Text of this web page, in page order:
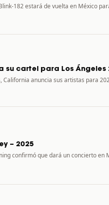
182 estará de vuelta en México
su cartel para Los Ángeles
California anuncia sus artistas para
– 2025
confirmó que dará un concierto en